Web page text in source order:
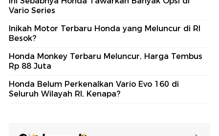
Vario Series
Inikah Motor Terbaru Honda yang Meluncur di RI
Besok?
Honda Monkey Terbaru Meluncur, Harga Tembus
Rp 88 Juta
Honda Belum Perkenalkan Vario Evo 160 di
Seluruh Wilayah RI, Kenapa?